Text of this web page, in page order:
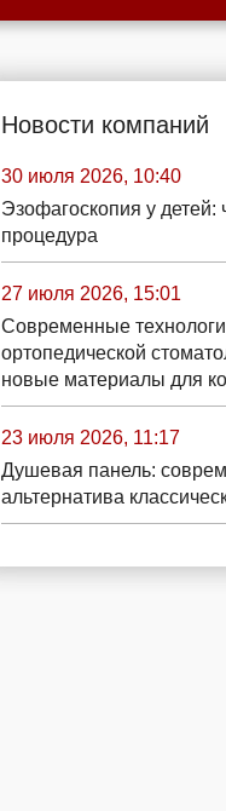
Новости компаний
30 июля 2026, 10:40
Эзофагоскопия у детей:
процедура
27 июля 2026, 15:01
Современные
ортопедической
новые материалы для
23 июля 2026, 11:17
Душевая панель:
альтернатива